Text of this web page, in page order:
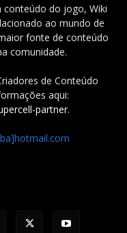
conteúdo do jogo, Wiki
ao mundo de
fonte de conteúdo
comunidade.
de Conteúdo
aqui:
partner.